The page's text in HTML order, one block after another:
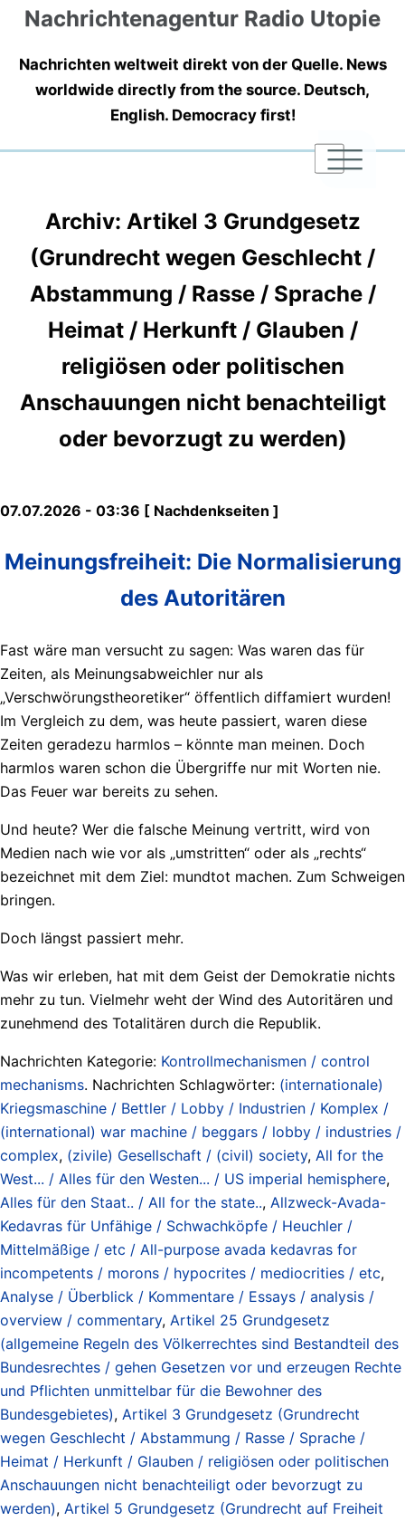
Nachrichtenagentur Radio Utopie
Nachrichten weltweit direkt von der Quelle. News
worldwide directly from the source. Deutsch,
English. Democracy first!
|
|
|
Archiv: Artikel 3 Grundgesetz
(Grundrecht wegen Geschlecht /
Abstammung / Rasse / Sprache /
Heimat / Herkunft / Glauben /
religiösen oder politischen
Anschauungen nicht benachteiligt
oder bevorzugt zu werden)
07.07.2026 - 03:36 [ Nachdenkseiten ]
Meinungsfreiheit: Die Normalisierung
des Autoritären
Fast wäre man versucht zu sagen: Was waren das für
Zeiten, als Meinungsabweichler nur als
„Verschwörungstheoretiker“ öffentlich diffamiert wurden!
Im Vergleich zu dem, was heute passiert, waren diese
Zeiten geradezu harmlos – könnte man meinen. Doch
harmlos waren schon die Übergriffe nur mit Worten nie.
Das Feuer war bereits zu sehen.
Und heute? Wer die falsche Meinung vertritt, wird von
Medien nach wie vor als „umstritten“ oder als „rechts“
bezeichnet mit dem Ziel: mundtot machen. Zum Schweigen
bringen.
Doch längst passiert mehr.
Was wir erleben, hat mit dem Geist der Demokratie nichts
mehr zu tun. Vielmehr weht der Wind des Autoritären und
zunehmend des Totalitären durch die Republik.
Nachrichten Kategorie: Kontrollmechanismen / control
mechanisms. Nachrichten Schlagwörter: (internationale)
Kriegsmaschine / Bettler / Lobby / Industrien / Komplex /
(international) war machine / beggars / lobby / industries /
complex, (zivile) Gesellschaft / (civil) society, All for the
West... / Alles für den Westen... / US imperial hemisphere,
Alles für den Staat.. / All for the state.., Allzweck-Avada-
Kedavras für Unfähige / Schwachköpfe / Heuchler /
Mittelmäßige / etc / All-purpose avada kedavras for
incompetents / morons / hypocrites / mediocrities / etc,
Analyse / Überblick / Kommentare / Essays / analysis /
overview / commentary, Artikel 25 Grundgesetz
(allgemeine Regeln des Völkerrechtes sind Bestandteil des
Bundesrechtes / gehen Gesetzen vor und erzeugen Rechte
und Pflichten unmittelbar für die Bewohner des
Bundesgebietes), Artikel 3 Grundgesetz (Grundrecht
wegen Geschlecht / Abstammung / Rasse / Sprache /
Heimat / Herkunft / Glauben / religiösen oder politischen
Anschauungen nicht benachteiligt oder bevorzugt zu
werden), Artikel 5 Grundgesetz (Grundrecht auf Freiheit